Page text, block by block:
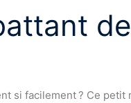
si facilement ? Ce petit